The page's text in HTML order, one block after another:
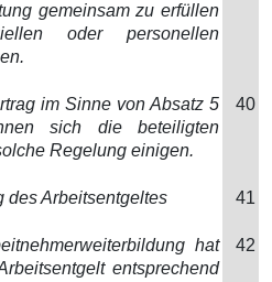
gemeinsam zu erfüllen
oder personellen
im Sinne von Absatz 5
sich die beteiligten
Regelung einigen.
40
des Arbeitsentgeltes 41
hat
entsprechend
42